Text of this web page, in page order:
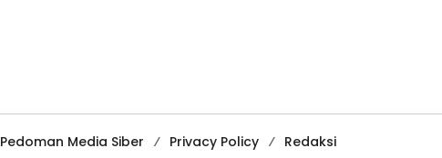
Pedoman Media Siber Privacy Policy Redaksi